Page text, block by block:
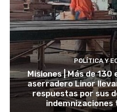
POLÍTICA Y
Misiones | Más de
aserradero Linor
respuestas por sus
indemnizaciones